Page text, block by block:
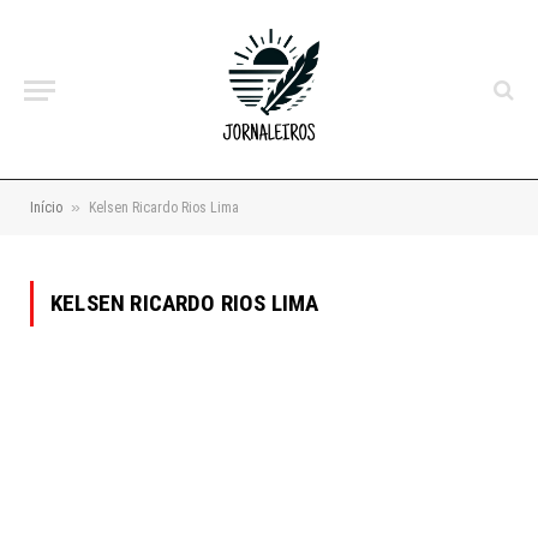
Início » Kelsen Ricardo Rios Lima
KELSEN RICARDO RIOS LIMA